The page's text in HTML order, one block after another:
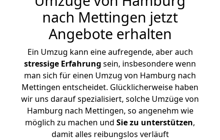
nach Mettingen jetzt
Angebote erhalten
Ein Umzug kann eine aufregende, aber auch
stressige Erfahrung sein, insbesondere wenn
man sich für einen Umzug von Hamburg nach
Mettingen entscheidet. Glücklicherweise haben
wir uns darauf spezialisiert, solche Umzüge von
Hamburg nach Mettingen, so angenehm wie
möglich zu machen und Sie zu unterstützen,
damit alles reibungslos verläuft